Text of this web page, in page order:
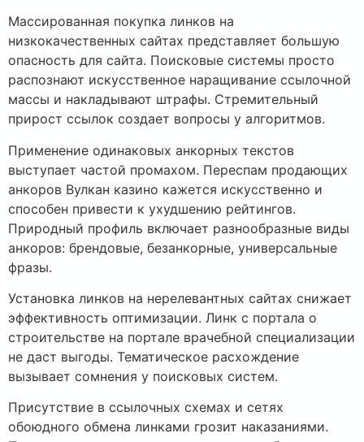
Массированная покупка линков на
низкокачественных сайтах представляет большую
опасность для сайта. Поисковые системы просто
распознают искусственное наращивание ссылочной
массы и накладывают штрафы. Стремительный
прирост ссылок создает вопросы у алгоритмов.
Применение одинаковых анкорных текстов
выступает частой промахом. Переспам продающих
анкоров Вулкан казино кажется искусственно и
способен привести к ухудшению рейтингов.
Природный профиль включает разнообразные виды
анкоров: брендовые, безанкорные, универсальные
фразы.
Установка линков на нерелевантных сайтах снижает
эффективность оптимизации. Линк с портала о
строительстве на портале врачебной специализации
не даст выгоды. Тематическое расхождение
вызывает сомнения у поисковых систем.
Присутствие в ссылочных схемах и сетях
обоюдного обмена линками грозит наказаниями.